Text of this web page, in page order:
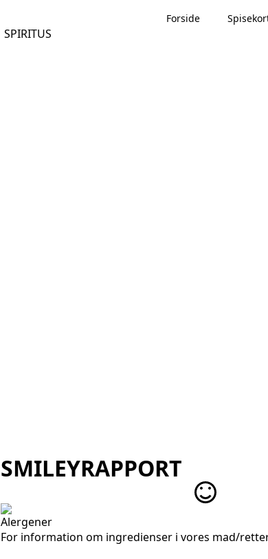
Forside
SPIRITUS
SMILEYRAPPORT
Alergener
For information om ingredienser i vores mad/